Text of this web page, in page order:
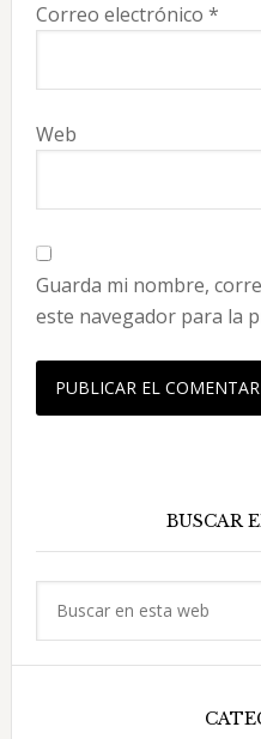
Correo electrónico *
Web
Guarda mi nombre,
este navegador para la
principal
BUSCAR